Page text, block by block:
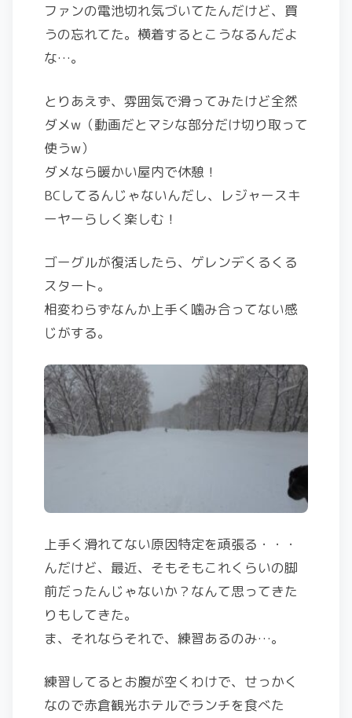
ファンの電池切れ気づいてたんだけど、買
うの忘れてた。横着するとこうなるんだよ
な…。
とりあえず、雰囲気で滑ってみたけど全然
ダメw（動画だとマシな部分だけ切り取って
使うw）
ダメなら暖かい屋内で休憩！
BCしてるんじゃないんだし、レジャースキ
ーヤーらしく楽しむ！
ゴーグルが復活したら、ゲレンデくるくる
スタート。
相変わらずなんか上手く噛み合ってない感
じがする。
上手く滑れてない原因特定を頑張る・・・
んだけど、最近、そもそもこれくらいの脚
前だったんじゃないか？なんて思ってきた
りもしてきた。
ま、それならそれで、練習あるのみ…。
練習してるとお腹が空くわけで、せっかく
なので赤倉観光ホテルでランチを食べた